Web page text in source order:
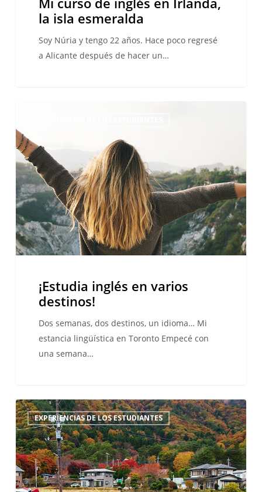
la isla esmeralda
Soy Núria y tengo 22 años. Hace poco regresé
a Alicante después de hacer un…
en
varios
destinos!
¡Estudia inglés en varios
destinos!
Dos semanas, dos destinos, un idioma… Mi
estancia lingüística en Toronto Empecé con
una semana…
Mi
estancia
lingüística
en
Japón
EXPERIENCIAS DE LOS ESTUDIANTES